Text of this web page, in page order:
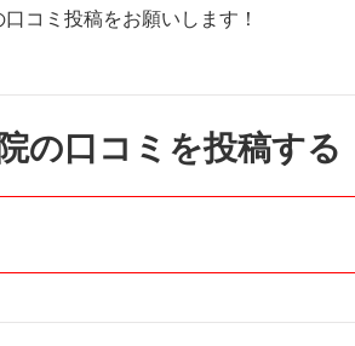
コミ投稿をお願いします！
の口コミを投稿する